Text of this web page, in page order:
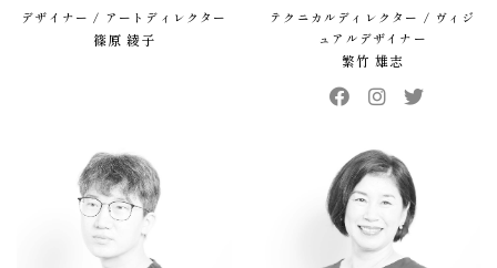
デザイナー / アートディレクター
篠原 綾子
テクニカルディレクター / ヴィジ
ュアルデザイナー
繁竹 雄志